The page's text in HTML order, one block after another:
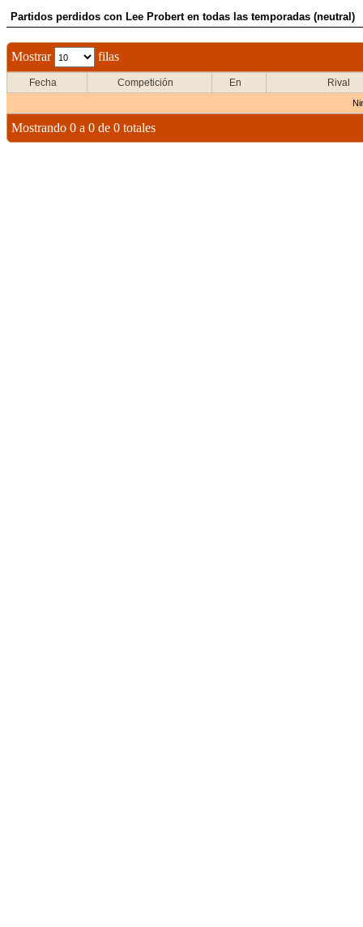
Partidos perdidos con Lee Probert en todas las temporadas (neutral)
Mostrar filas
Fecha Competición En Rival
Mostrando 0 a 0 de 0 totales